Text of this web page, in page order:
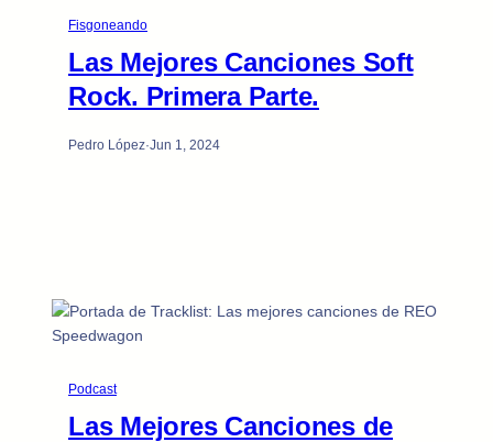
Fisgoneando
Las Mejores Canciones Soft
Rock. Primera Parte.
Pedro López·Jun 1, 2024
Podcast
Las Mejores Canciones de